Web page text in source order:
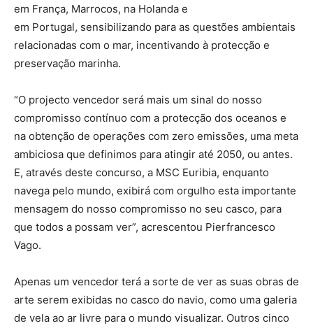
em França, Marrocos, na Holanda e
em Portugal, sensibilizando para as questões ambientais
relacionadas com o mar, incentivando à protecção e
preservação marinha.
“O projecto vencedor será mais um sinal do nosso
compromisso contínuo com a protecção dos oceanos e
na obtenção de operações com zero emissões, uma meta
ambiciosa que definimos para atingir até 2050, ou antes.
E, através deste concurso, a MSC Euribia, enquanto
navega pelo mundo, exibirá com orgulho esta importante
mensagem do nosso compromisso no seu casco, para
que todos a possam ver”, acrescentou Pierfrancesco
Vago.
Apenas um vencedor terá a sorte de ver as suas obras de
arte serem exibidas no casco do navio, como uma galeria
de vela ao ar livre para o mundo visualizar. Outros cinco